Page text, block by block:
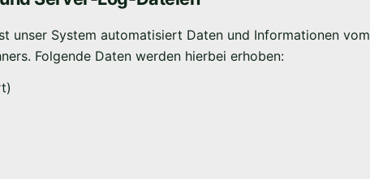
unser System automatisiert Daten und Informationen vom
Folgende Daten werden hierbei erhoben: